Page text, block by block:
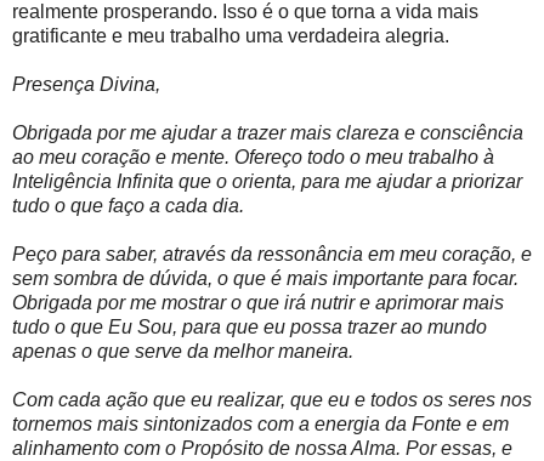
realmente prosperando. Isso é o que torna a vida mais
gratificante e meu trabalho uma verdadeira alegria.
Presença Divina,
Obrigada por me ajudar a trazer mais clareza e consciência
ao meu coração e mente. Ofereço todo o meu trabalho à
Inteligência Infinita que o orienta, para me ajudar a priorizar
tudo o que faço a cada dia.
Peço para saber, através da ressonância em meu coração, e
sem sombra de dúvida, o que é mais importante para focar.
Obrigada por me mostrar o que irá nutrir e aprimorar mais
tudo o que Eu Sou, para que eu possa trazer ao mundo
apenas o que serve da melhor maneira.
Com cada ação que eu realizar, que eu e todos os seres nos
tornemos mais sintonizados com a energia da Fonte e em
alinhamento com o Propósito de nossa Alma. Por essas, e